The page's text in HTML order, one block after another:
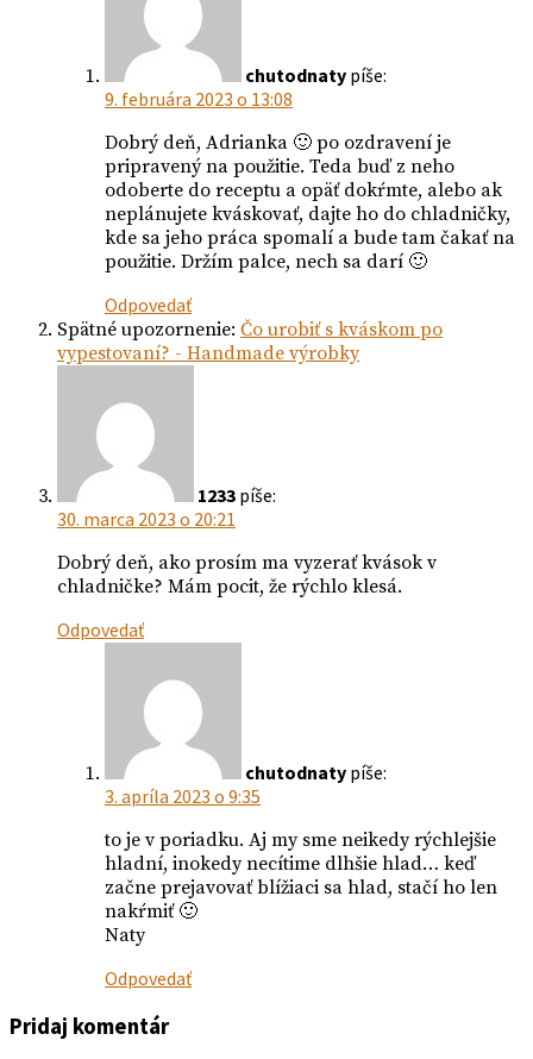
chutodnaty píše:
9. februára 2023 o 13:08
Dobrý deň, Adrianka 🙂 po ozdravení je
pripravený na použitie. Teda buď z neho
odoberte do receptu a opäť dokŕmte, alebo ak
neplánujete kváskovať, dajte ho do chladničky,
kde sa jeho práca spomalí a bude tam čakať na
použitie. Držím palce, nech sa darí 🙂
Odpovedať
Spätné upozornenie: Čo urobiť s kváskom po
vypestovaní? - Handmade výrobky
1233 píše:
30. marca 2023 o 20:21
Dobrý deň, ako prosím ma vyzerať kvások v
chladničke? Mám pocit, že rýchlo klesá.
Odpovedať
chutodnaty píše:
3. apríla 2023 o 9:35
to je v poriadku. Aj my sme neikedy rýchlejšie
hladní, inokedy necítime dlhšie hlad… keď
začne prejavovať blížiaci sa hlad, stačí ho len
nakŕmiť 🙂
Naty
Odpovedať
Pridaj komentár